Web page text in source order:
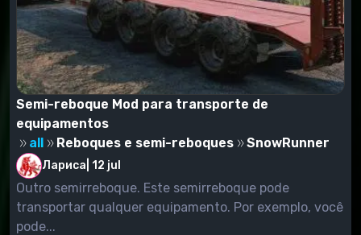
Semi-reboque Mod para transporte de
equipamentos
all
Reboques e semi-reboques SnowRunner
Лариса 12 jul
Outro semirreboque. Este semirreboque pode
transportar qualquer equipamento. Por exemplo, você
pode...